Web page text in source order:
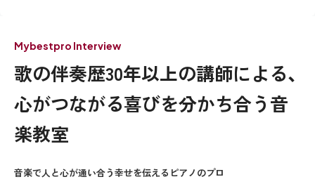
Mybestpro Interview
歌の伴奏歴30年以上の講師による、
心がつながる喜びを分かち合う音
楽教室
音楽で人と心が通い合う幸せを伝えるピアノのプロ